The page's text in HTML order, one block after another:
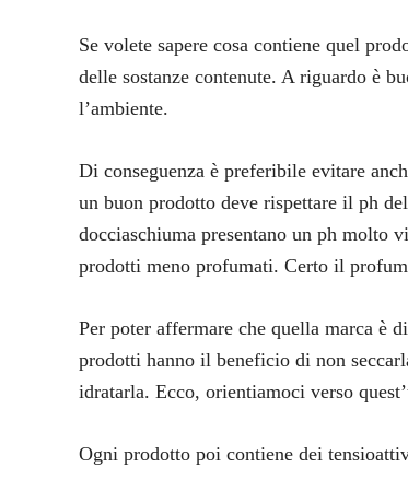
Se volete sapere cosa contiene quel
delle sostanze contenute. A riguardo è
l’ambiente.
Di conseguenza è preferibile evitare
un buon prodotto deve rispettare il ph
docciaschiuma presentano un ph molto
prodotti meno profumati. Certo il
Per poter affermare che quella marca è
prodotti hanno il beneficio di non
idratarla. Ecco, orientiamoci verso
Ogni prodotto poi contiene dei